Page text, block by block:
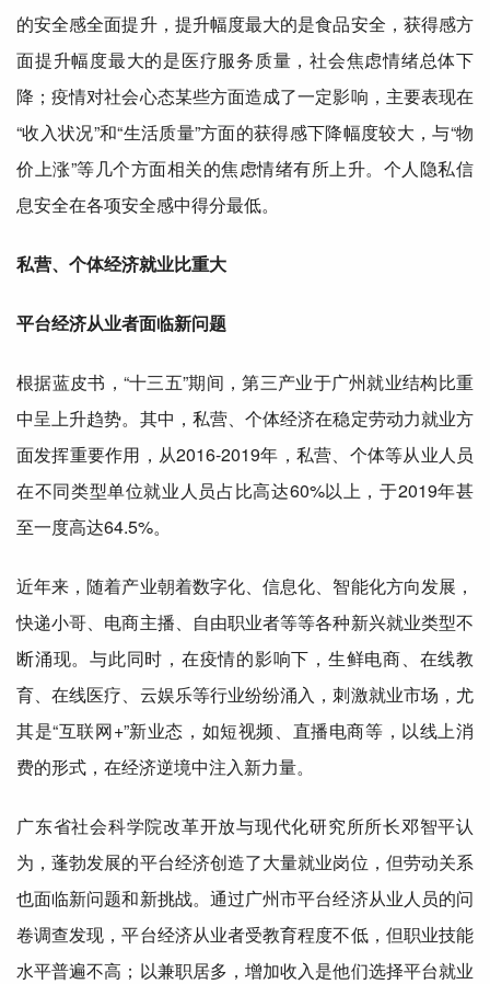
的安全感全面提升，提升幅度最大的是食品安全 ，获得感方
面提升幅度最大的是医疗服务质量，社会焦虑情绪总体下
降；疫情对社会心态某些方面造成了一定影响，主要表现在
“收入状况”和“生活质量”方面的获得感下降幅度较大，与“物
价上涨”等几个方面相关的焦虑情绪有所上升。个人隐私信
息安全在各项安全感中得分最低。
私营、个体经济就业比重大
平台经济从业者面临新问题
根据蓝皮书，“十三五”期间，第三产业于广州就业结构比重
中呈上升趋势。其中，私营、个体经济在稳定劳动力就业方
面发挥重要作用，从2016-2019年 ，私营、个体等从业人员
在不同类型单位就业人员占比高达60%以上，于2019年甚
至一度高达64.5%。
近年来，随着产业朝着数字化、信息化、智能化方向发展，
快递小哥、电商主播、 自由职业者等等各种新兴就业类型不
断涌现。与此同时，在疫情的影响下，生鲜电商、在线教
育、在线医疗、云娱乐等行业纷纷涌入，刺激就业市场，尤
其是“互联网+”新业态，如短视频、直播电商等，以线上消
费的形式，在经济逆境中注入新力量。
广东省社会科学院改革开放与现代化研究所所长邓智平认
为，蓬勃发展的平台经济创造了大量就业岗位，但劳动关系
也面临新问题和新挑战。通过广州市平台经济从业人员的问
卷调查发现，平台经济从业者受教育程度不低，但职业技能
水平普遍不高；以兼职居多，增加收入是他们选择平台就业